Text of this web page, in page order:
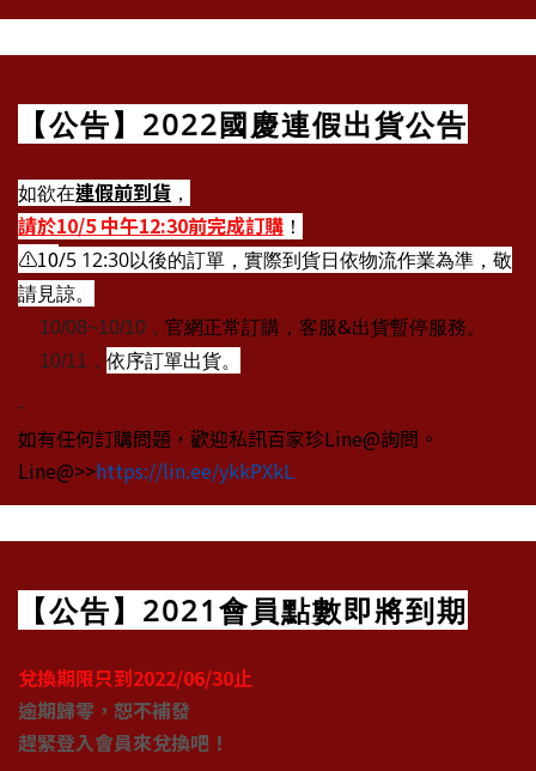
【公告】2022國慶連假出貨公告
如欲在連假前到貨 ，
請於10/5 中午12:30前完成訂購 ！
⚠10/5 12:30以後的訂單，實際到貨日依物流作業為準，敬
請見諒。
0
0
10/08~10/10， 官網正常訂購，客服&出貨暫停服務。
0
7
10/11， 依序訂單出貨。
-
如有任何訂購問題，歡迎私訊百家珍Line@詢問。
Line@>>https://lin.ee/ykkPXkL
【公告】2021會員點數即將到期
兌換期限只到2022/06/30止
逾期歸零，恕不補發
趕緊登入會員來兌換吧！